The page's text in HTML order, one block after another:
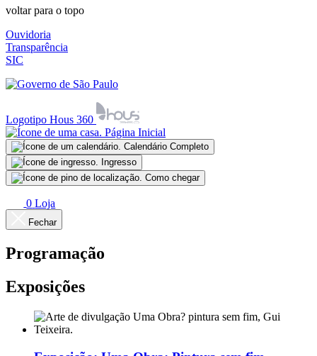
voltar para o topo
Ouvidoria
Transparência
SIC
Logotipo Hous 360
Página Inicial
Calendário Completo
Ingresso
Como chegar
0 Loja
Fechar
Programação
Exposições